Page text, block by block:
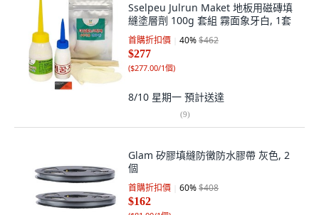
Sselpeu Julrun Maket 地板用磁磚填
縫塗層劑 100g 套組 霧面象牙白, 1套
首購折扣價 40%$462
$277
($277.00/1個)
8/10 星期一 預計送達
(9)
Glam 矽膠填縫防黴防水膠帶 灰色, 2
個
首購折扣價 60%$408
$162